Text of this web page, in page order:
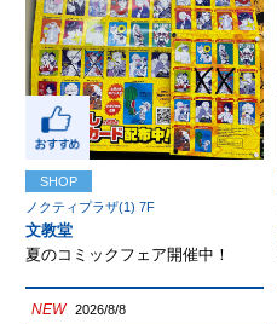
SHOP
ノクティプラザ(1) 7F
文教堂
夏のコミックフェア開催中！
NEW 2026/8/8